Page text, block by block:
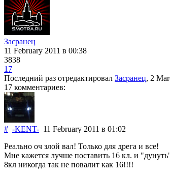
Засранец
11 February 2011 в 00:38
3838
17
Последний раз отредактировал Засранец, 2
17 комментариев:
# -KENT- 11 February 2011 в 01:02
Реально оч злой вал! Только для дрега и все!
Мне кажется лучше поставить 16 кл. и
8кл никогда так не повалит как 16!!!!